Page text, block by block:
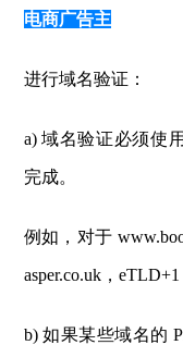
电商广告主
进行域名验证：
a) 域名验证必须使
完成。
例如，对于
asper.co.uk，
b) 如果某些域名的